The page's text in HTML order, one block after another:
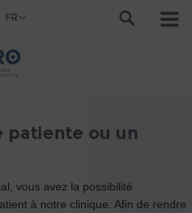
FR
patiente ou un
vous avez la possibilité
à notre clinique. Afin de rendre